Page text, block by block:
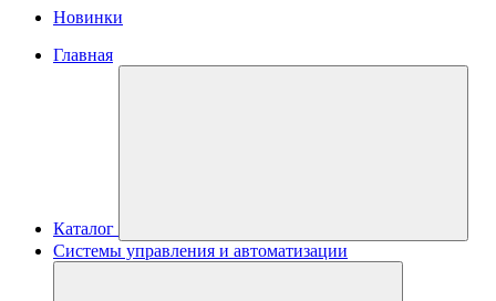
Новинки
Главная
Каталог
Системы управления и автоматизации